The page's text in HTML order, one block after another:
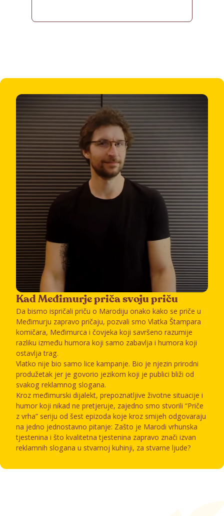
Kad Međimurje priča svoju priču
Da bismo ispričali priču o Marodiju onako kako se priče u
Međimurju zapravo pričaju, pozvali smo Vlatka Štampara
komičara, Međimurca i čovjeka koji savršeno razumije
razliku između humora koji samo zabavlja i humora koji
ostavlja trag.
Vlatko nije bio samo lice kampanje. Bio je njezin prirodni
produžetak jer je govorio jezikom koji je publici bliži od
svakog reklamnog slogana.
Kroz međimurski dijalekt, prepoznatljive životne situacije i
humor koji nikad ne pretjeruje, zajedno smo stvorili “Priče
z vrha” seriju od šest epizoda koje kroz smijeh odgovaraju
na jedno jednostavno pitanje: Zašto je Marodi vrhunska
tjestenina i što kvalitetna tjestenina zapravo znači izvan
reklamnih slogana u stvarnoj kuhinji, za stvarne ljude?